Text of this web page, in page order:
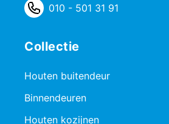
010 - 501 31 91
Collectie
Houten buitendeur
Binnendeuren
Houten kozijnen